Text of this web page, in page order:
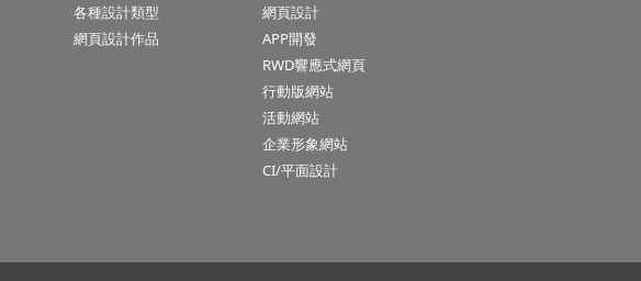
各種設計類型
網頁設計作品
網頁設計
APP開發
RWD響應式網頁
行動版網站
活動網站
企業形象網站
CI/平面設計